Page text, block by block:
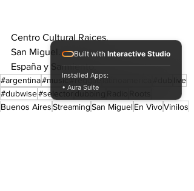
Centro Cultural Raices.
San Miguel.
España y Sarmiento.
#argentina#music#reggaelatinoamerica
live
#dubwise#selector dubbing
Buenos AiresStreamingSan Miguel En VivoVinilos
Built with Interactive Studio
Installed Apps:
• Aura Suite